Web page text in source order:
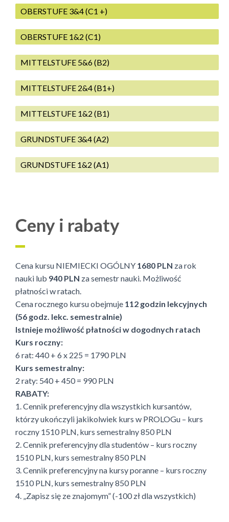
OBERSTUFE 3&4 (C1 +)
OBERSTUFE 1&2 (C1)
MITTELSTUFE 5&6 (B2)
MITTELSTUFE 2&4 (B1+)
MITTELSTUFE 1&2 (B1)
GRUNDSTUFE 3&4 (A2)
GRUNDSTUFE 1&2 (A1)
Ceny i rabaty
Cena kursu NIEMIECKI OGÓLNY 1680 PLN za rok
nauki lub 940 PLN za semestr nauki. Możliwość
płatności w ratach.
Cena rocznego kursu obejmuje 112 godzin lekcyjnych
(56 godz. lekc. semestralnie)
Istnieje możliwość płatności w dogodnych ratach
Kurs roczny:
6 rat: 440 + 6 x 225 = 1790 PLN
Kurs semestralny:
2 raty: 540 + 450 = 990 PLN
RABATY:
1. Cennik preferencyjny dla wszystkich kursantów,
którzy ukończyli jakikolwiek kurs w PROLOGu – kurs
roczny 1510 PLN, kurs semestralny 850 PLN
2. Cennik preferencyjny dla studentów – kurs roczny
1510 PLN, kurs semestralny 850 PLN
3. Cennik preferencyjny na kursy poranne – kurs roczny
1510 PLN, kurs semestralny 850 PLN
4. „Zapisz się ze znajomym” (-100 zł dla wszystkich)